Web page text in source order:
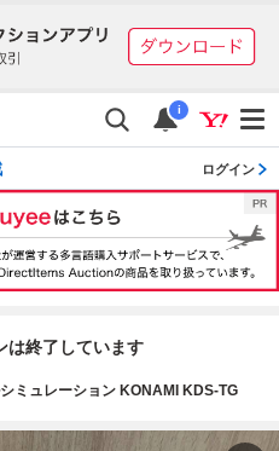
i
ログイン
は終了しています
ミュレーション KONAMI KDS-TG